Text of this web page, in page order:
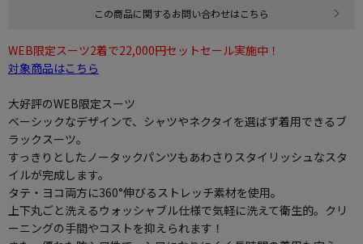
この商品に関するお問い合わせはこちら
WEB限定スーツ2着で22,000円セットセール実施中！
対象商品はこちら
大好評のWEB限定スーツ
ベーシックなデザインで、シャツやネクタイを選ばず着用できるブ
ラックスーツ。
すっきりとしたノータックパンツもあわさりスタイリッシュなスタ
イルが完成します。
タテ・ヨコ両方に360°伸びるストレッチ素材を使用。
上下丸ごと洗えるウォッシャブル仕様で気軽に洗えて衛生的。クリ
ーニングの手間やコストを抑えられます！